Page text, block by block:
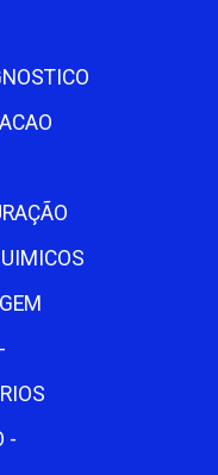
-